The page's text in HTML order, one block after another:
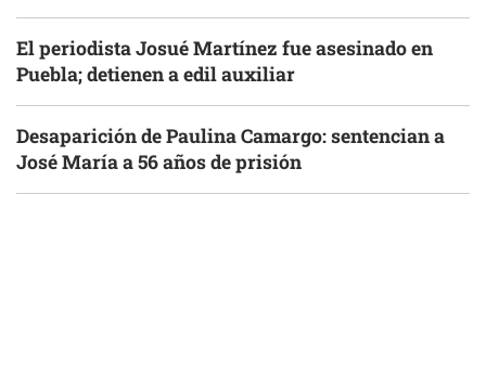
El periodista Josué Martínez fue asesinado en
Puebla; detienen a edil auxiliar
Desaparición de Paulina Camargo: sentencian a
José María a 56 años de prisión